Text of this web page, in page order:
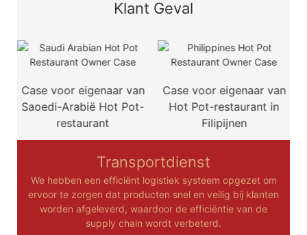
Klant Geval
Case voor eigenaar van
Saoedi-Arabië Hot Pot-
restaurant
Case voor eigenaar van
Hot Pot-restaurant in
Filipijnen
Transportdienst
We hebben een efficiënt logistiek systeem opgezet om
ervoor te zorgen dat producten snel en veilig bij klanten
worden afgeleverd, waardoor de efficiëntie van de
supply chain wordt verbeterd.